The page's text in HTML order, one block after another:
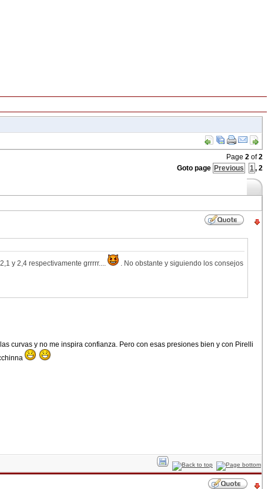
Page 2 of2
Goto page Previous 1, 2
y 2,4 respectivamente grrrrr....
. No obstante y siguiendo los consejos
curvas y no me inspira confianza. Pero con esas presiones bien y con Pirelli